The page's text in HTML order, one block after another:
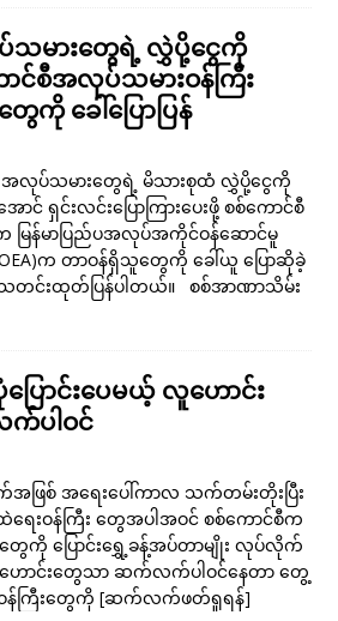
သမားတွေရဲ့ လွှဲပို့ငွေကို
င်စီအလုပ်သမားဝန်ကြီး
ခေါ်ပြောပြန်
အလုပ်သမားတွေရဲ့ မိသားစုထံ လွှဲပို့ငွေကို
ရှင်းလင်းပြောကြားပေးဖို့ စစ်ကောင်စီ
ြန်မာပြည်ပအလုပ်အကိုင်ဝန်​ဆောင်မူ
က တာဝန်ရှိသူတွေကို ခေါ်ယူ ပြောဆိုခဲ့
တင်းထုတ်ပြန်ပါတယ်။ စစ်အာဏာသိမ်း
ြောင်းပေမယ့် လူဟောင်း
ပါဝင်
အဖြစ် အရေးပေါ်ကာလ သက်တမ်းတိုးပြီး
ေးဝန်ကြီး တွေအပါအဝင် စစ်ကောင်စီက
ေကို ပြောင်းရွှေ့ခန့်အပ်တာမျိုး လုပ်လိုက်
ောင်းတွေသာ ဆက်လက်ပါဝင်နေတာ တွေ့
န်ကြီးတွေကို [ဆက်လက်ဖတ်ရှုရန်]